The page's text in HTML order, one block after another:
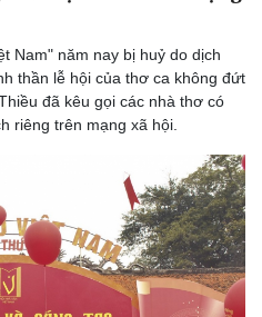
Giải trí
Nam" năm nay bị huỷ do dịch
thần lễ hội của thơ ca không đứt
đã kêu gọi các nhà thơ có
riêng trên mạng xã hội.